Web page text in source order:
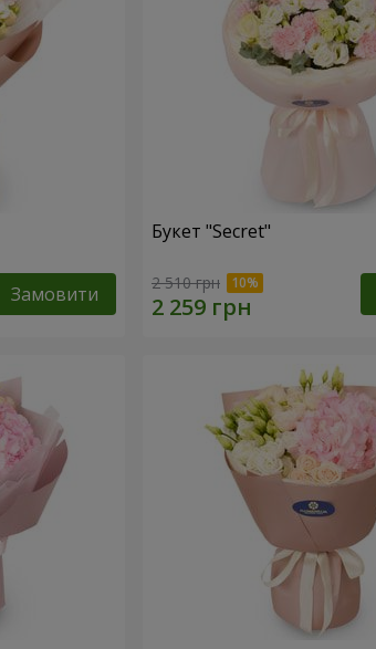
Замовити
Букет "Secret"
2 510 грн